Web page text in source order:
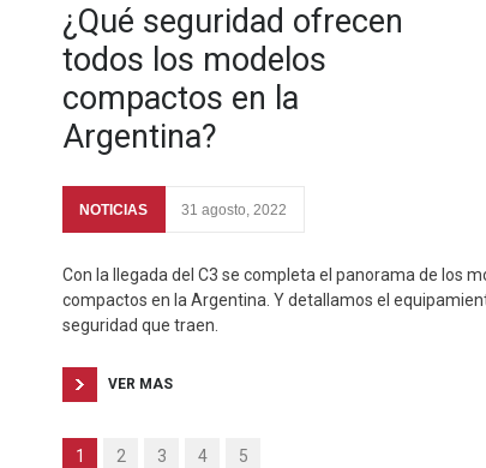
¿Qué seguridad ofrecen
todos los modelos
compactos en la
Argentina?
NOTICIAS 31 agosto, 2022
Con la llegada del C3 se completa el panorama de los
compactos en la Argentina. Y detallamos el
seguridad que traen.
VER MAS
1 2 3 4 5